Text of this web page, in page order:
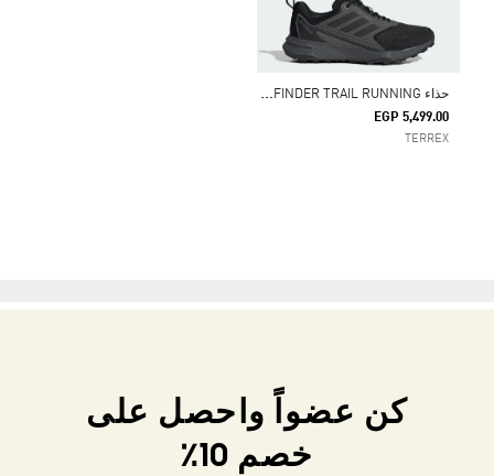
ح
ذاء TRACEFINDER TRAIL RUNNING
EGP 5,499.00
TERREX
كن عضواً واحصل على
خصم 10٪